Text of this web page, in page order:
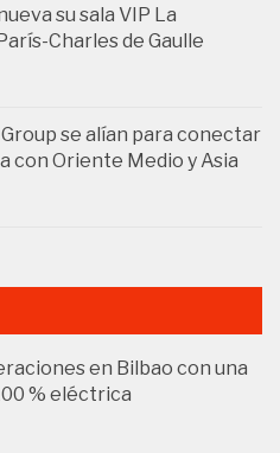
su sala VIP La
Charles de Gaulle
se alían para conectar
con Oriente Medio y Asia
en Bilbao con una
% eléctrica